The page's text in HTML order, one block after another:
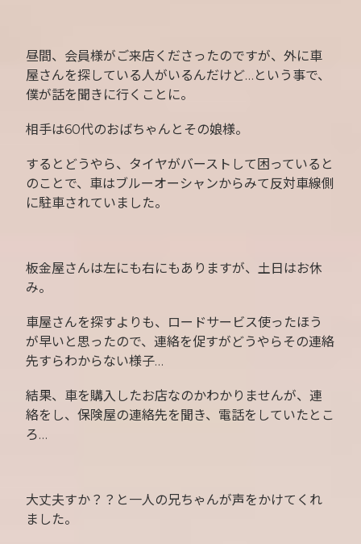
昼間、会員様がご来店くださったのですが、外に車
屋さんを探している人がいるんだけど…という事で、
僕が話を聞きに行くことに。
相手は60代のおばちゃんとその娘様。
するとどうやら、タイヤがバーストして困っていると
のことで、車はブルーオーシャンからみて反対車線側
に駐車されていました。
板金屋さんは左にも右にもありますが、土日はお休
み。
車屋さんを探すよりも、ロードサービス使ったほう
が早いと思ったので、連絡を促すがどうやらその連絡
先すらわからない様子…
結果、車を購入したお店なのかわかりませんが、連
絡をし、保険屋の連絡先を聞き、電話をしていたとこ
ろ…
大丈夫すか？？と一人の兄ちゃんが声をかけてくれ
ました。